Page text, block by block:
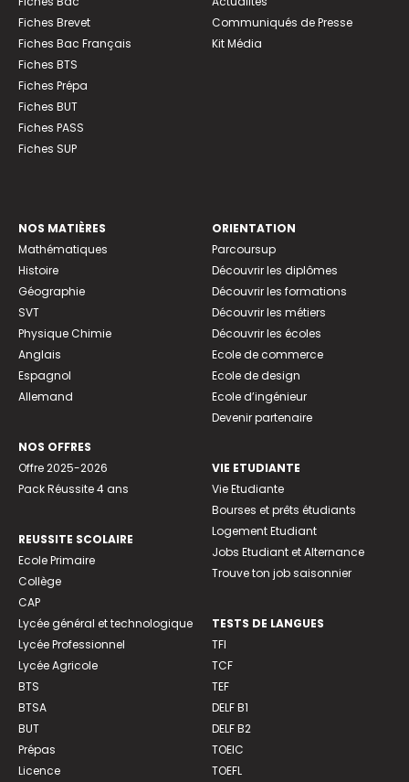
Fiches Brevet
Fiches Bac Français
Fiches BTS
Fiches Prépa
Fiches BUT
Fiches PASS
Fiches SUP
Communiqués de Presse
Kit Média
NOS MATIÈRES
Mathématiques
Histoire
Géographie
SVT
Physique Chimie
Anglais
Espagnol
Allemand
NOS OFFRES
Offre 2025-2026
Pack Réussite 4 ans
REUSSITE SCOLAIRE
Ecole Primaire
Collège
CAP
Lycée général et technologique
Lycée Professionnel
Lycée Agricole
BTS
BTSA
BUT
Prépas
Licence
ORIENTATION
Parcoursup
Découvrir les diplômes
Découvrir les formations
Découvrir les métiers
Découvrir les écoles
Ecole de commerce
Ecole de design
Ecole d’ingénieur
Devenir partenaire
VIE ETUDIANTE
Vie Etudiante
Bourses et prêts étudiants
Logement Etudiant
Jobs Etudiant et Alternance
Trouve ton job saisonnier
TESTS DE LANGUES
TFI
TCF
TEF
DELF B1
DELF B2
TOEIC
TOEFL